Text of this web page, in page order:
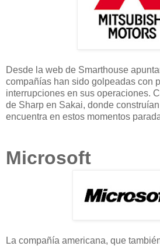
Desde la web de Smarthouse
compañías han sido golpeadas con
interrupciones en sus operaciones.
de Sharp en Sakai, donde
encuentra en estos momentos
Microsoft
La compañía americana, que